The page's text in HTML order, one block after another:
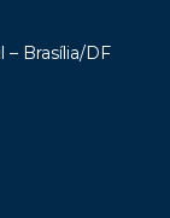
– Brasília/DF